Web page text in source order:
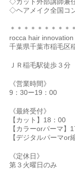
◇カット外部講師兼
◇ヘアメイク全国コ
＊＊＊＊＊＊＊＊＊
rocca hair innovation
千葉県千葉市稲毛区
ＪＲ稲毛駅徒歩３分
《営業時間》
9：30ー19：00
《最終受付》
【カット】18：00
【カラーorパーマ】
【デジタルパーマor
《定休日》
第３火曜日のみ